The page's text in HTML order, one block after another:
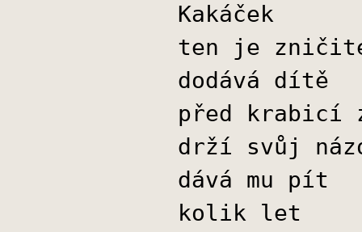
Kakáček
ten je
dodává dítě
před krabicí
drží svůj
dává mu pít
kolik let